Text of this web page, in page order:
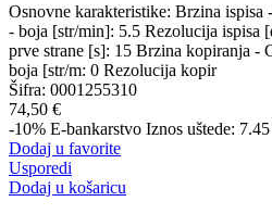
Osnovne karakteristike: Brzina
- boja [str/min]: 5.5 Rezolucija ispisa
prve strane [s]: 15 Brzina kopiranja -
boja [str/m: 0 Rezolucija kopir
Šifra: 0001255310
74,50 €
-10% E-bankarstvo Iznos uštede:
Dodaj u favorite
Usporedi
Dodaj u košaricu